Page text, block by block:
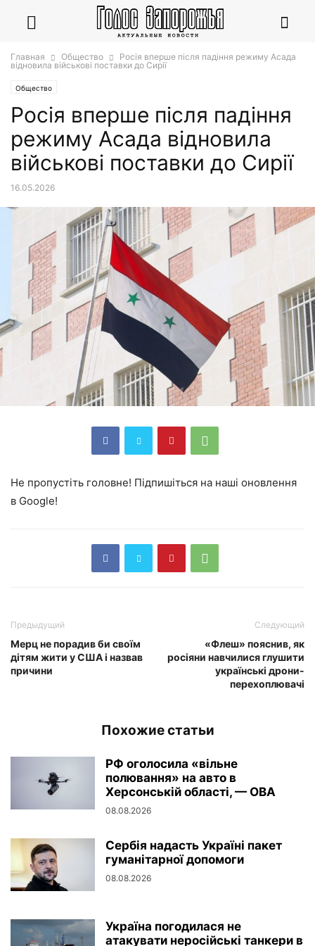
Главная Общество
Росія вперше після падіння режиму Асада
відновила військові поставки до Сирії
Общество
Росія вперше після падіння
режиму Асада відновила
військові поставки до Сирії
16.05.2026
Не пропустіть головне! Підпишіться на наші оновлення
в Google!
Предыдущий
Мерц не порадив би своїм
дітям жити у США і назвав
причини
Следующий
«Флеш» пояснив, як
росіяни навчилися глушити
українські дрони-
перехоплювачі
Похожие статьи
РФ оголосила «вільне
полювання» на авто в
Херсонській області, — ОВА
08.08.2026
Сербія надасть Україні пакет
гуманітарної допомоги
08.08.2026
Україна погодилася не
атакувати неросійські танкери в